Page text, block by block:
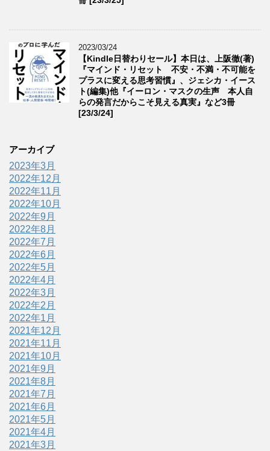
2023/03/24
【Kindle日替わりセール】本日は、上阪徹(著)
『マインド・リセット 不安・不満・不可能を
プラスに変える思考習慣』、ジェシカ・イース
ト(編集)他『イーロン・マスクの生声 本人自
らの発言だからこそ見える真実』など3冊
[23/3/24]
アーカイブ
2023年3月
2022年12月
2022年11月
2022年10月
2022年9月
2022年8月
2022年7月
2022年6月
2022年5月
2022年4月
2022年3月
2022年2月
2022年1月
2021年12月
2021年11月
2021年10月
2021年9月
2021年8月
2021年7月
2021年6月
2021年5月
2021年4月
2021年3月